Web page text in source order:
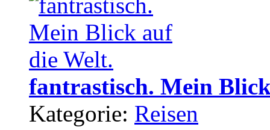
fantrastisch. Mein
Kategorie: Reisen